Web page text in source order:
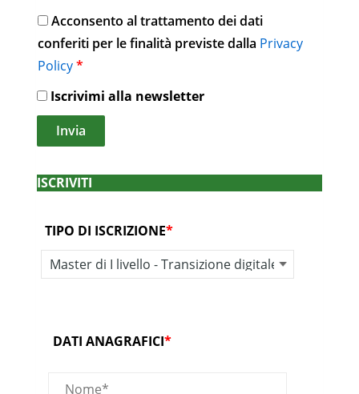
Acconsento al trattamento dei dati
conferiti per le finalità previste dalla Privacy
Policy*
Iscrivimi alla newsletter
ISCRIVITI
TIPO DI ISCRIZIONE*
DATI ANAGRAFICI*